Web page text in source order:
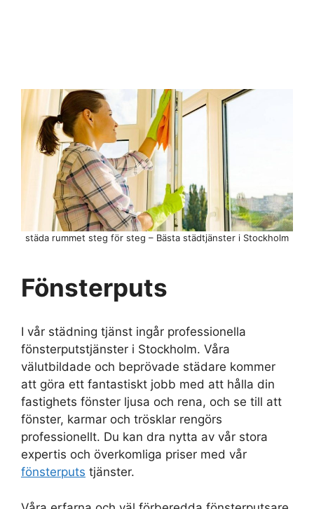
städa rummet steg för steg – Bästa städtjänster i Stockholm
Fönsterputs
I vår städning tjänst ingår professionella
fönsterputstjänster i Stockholm. Våra
välutbildade och beprövade städare kommer
att göra ett fantastiskt jobb med att hålla din
fastighets fönster ljusa och rena, och se till att
fönster, karmar och trösklar rengörs
professionellt. Du kan dra nytta av vår stora
expertis och överkomliga priser med vår
fönsterputs tjänster.